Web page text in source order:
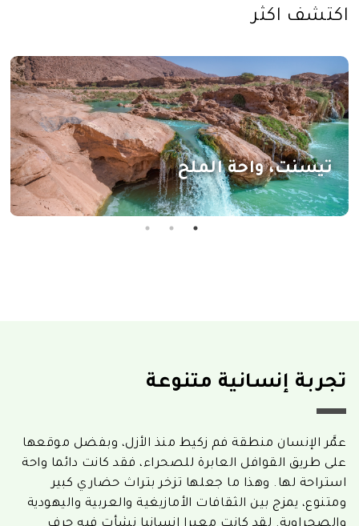
اكتشف اكثر
تيسنت، واحة الملح
تجربة إنسانية متنوعة
عمَّر الإنسان منطقة فم زكيط منذ الأزل، وبفضل موقعها
على طريق القوافل العابرة للصحراء، فقد كانت دائما واحة
استراحة لها. وهذا ما جعلها تزخر بتراث حضاري كبير
ومتنوع، يمزج بين الثقافات الأمازيغية والعربية واليهودية